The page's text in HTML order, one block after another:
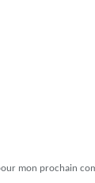
mon prochain